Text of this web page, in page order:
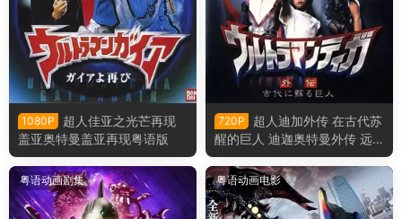
1080P
超人佳亚之光芒再现
盖亚奥特曼盖亚再现粤语版
720P
超人迪加外传 在古代苏
醒的巨人 迪迦奥特曼外传 远
古复苏的巨人粤语版
粤语动画剧集 粤语动画电影